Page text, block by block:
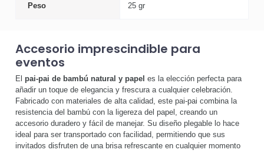
Peso 25 gr
Accesorio imprescindible para
eventos
El pai-pai de bambú natural y papel es la elección perfecta para
añadir un toque de elegancia y frescura a cualquier celebración.
Fabricado con materiales de alta calidad, este pai-pai combina la
resistencia del bambú con la ligereza del papel, creando un
accesorio duradero y fácil de manejar. Su diseño plegable lo hace
ideal para ser transportado con facilidad, permitiendo que sus
invitados disfruten de una brisa refrescante en cualquier momento